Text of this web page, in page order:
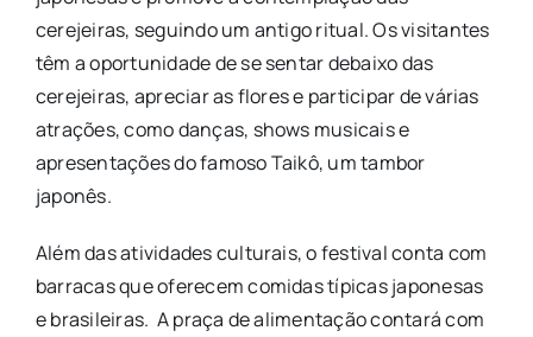
cerejeiras, seguindo um antigo ritual. Os visitantes
têm a oportunidade de se sentar debaixo das
cerejeiras, apreciar as flores e participar de várias
atrações, como danças, shows musicais e
apresentações do famoso Taikô, um tambor
japonês.
Além das atividades culturais, o festival conta com
barracas que oferecem comidas típicas japonesas
e brasileiras. A praça de alimentação contará com